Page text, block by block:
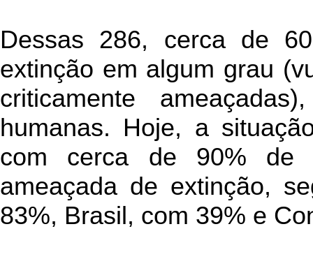
Dessas 286, cerca de
extinção em algum grau
criticamente
humanas. Hoje, a
com cerca de 90% de
ameaçada de extinção,
83%, Brasil, com 39% e